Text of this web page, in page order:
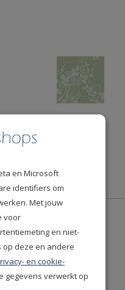
Behang Farrow & Ball
57-01
per rol
A-merken
(9.1/10)
en Microsoft
identifiers om
Met jouw
voor
en niet-
deze en andere
en cookie-
gegevens verwerkt op